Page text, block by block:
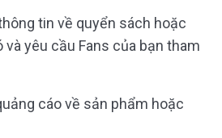
tin về quyển sách hoặc
yêu cầu Fans của bạn tham
cáo về sản phẩm hoặc